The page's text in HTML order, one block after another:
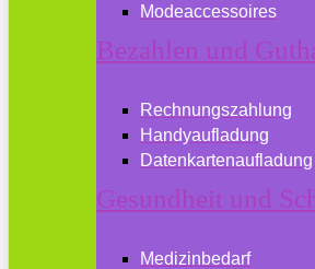
Modeaccessoires
Bezahlen und
Rechnungszahlung
Handyaufladung
Datenkartenaufladung
Gesundheit und
Medizinbedarf